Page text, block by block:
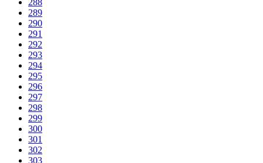
289
290
291
292
293
294
295
296
297
298
299
300
301
302
303